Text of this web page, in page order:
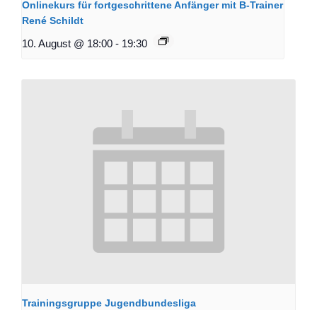
Onlinekurs für fortgeschrittene Anfänger mit B-Trainer
René Schildt
10. August @ 18:00 - 19:30
Trainingsgruppe Jugendbundesliga